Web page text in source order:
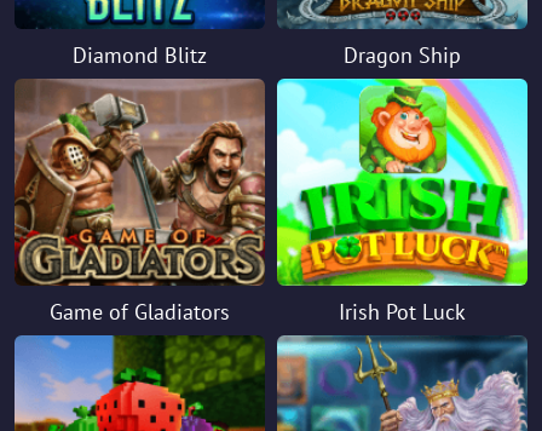
Diamond Blitz Dragon Ship
Game of Gladiators Irish Pot Luck